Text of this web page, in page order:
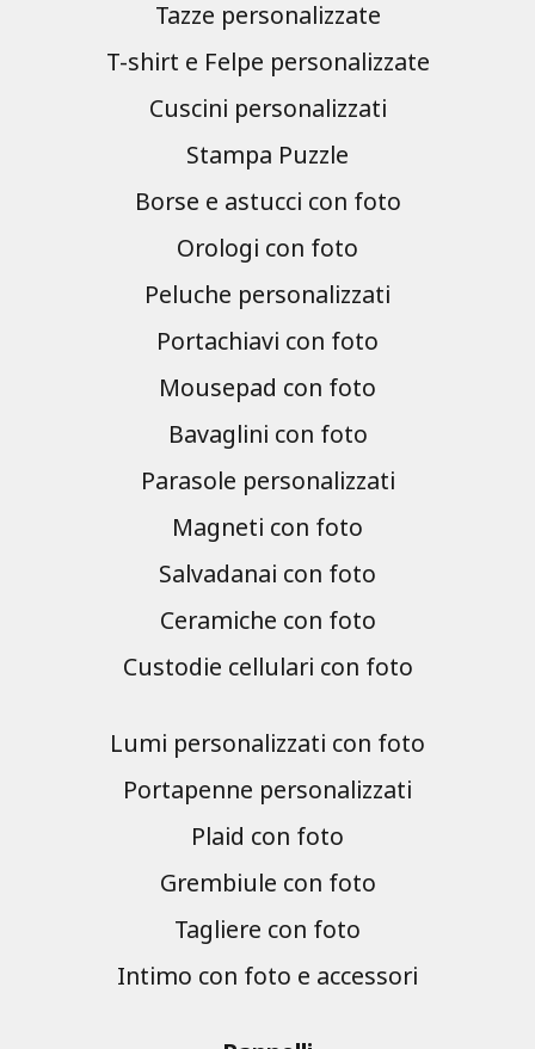
Tazze personalizzate
T-shirt e Felpe personalizzate
Cuscini personalizzati
Stampa Puzzle
Borse e astucci con foto
Orologi con foto
Peluche personalizzati
Portachiavi con foto
Mousepad con foto
Bavaglini con foto
Parasole personalizzati
Magneti con foto
Salvadanai con foto
Ceramiche con foto
Custodie cellulari con foto
Lumi personalizzati con foto
Portapenne personalizzati
Plaid con foto
Grembiule con foto
Tagliere con foto
Intimo con foto e accessori